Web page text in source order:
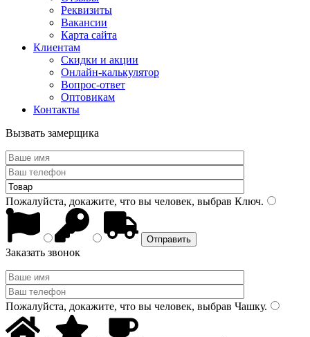
Реквизиты
Вакансии
Карта сайта
Клиентам
Скидки и акции
Онлайн-калькулятор
Вопрос-ответ
Оптовикам
Контакты
Вызвать замерщика
Пожалуйста, докажите, что вы человек, выбрав Ключ.
Заказать звонок
Пожалуйста, докажите, что вы человек, выбрав Чашку.